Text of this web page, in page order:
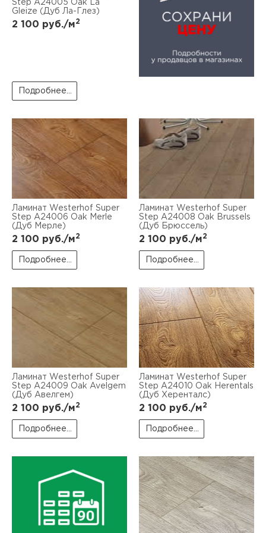
Step А24005 Oak La
Gleize (Дуб Ла-Глез)
2 100 руб./м2
Подробнее...
Ламинат Westerhof Super
Step А24006 Oak Merle
(Дуб Мерле)
2 100 руб./м2
Подробнее...
Ламинат Westerhof Super
Step А24008 Oak Brussels
(Дуб Брюссель)
2 100 руб./м2
Подробнее...
Ламинат Westerhof Super
Step А24009 Oak Avelgem
(Дуб Авелгем)
2 100 руб./м2
Подробнее...
Ламинат Westerhof Super
Step А24010 Oak Herentals
(Дуб Херенталс)
2 100 руб./м2
Подробнее...